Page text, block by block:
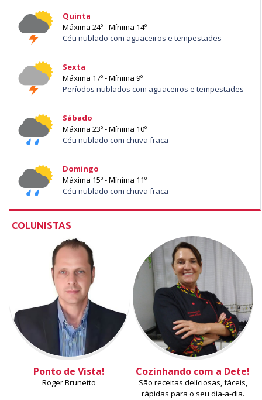
Quinta
Máxima 24º - Mínima 14º
Céu nublado com aguaceiros e tempestades
Sexta
Máxima 17º - Mínima 9º
Períodos nublados com aguaceiros e tempestades
Sábado
Máxima 23º - Mínima 10º
Céu nublado com chuva fraca
Domingo
Máxima 15º - Mínima 11º
Céu nublado com chuva fraca
COLUNISTAS
Ponto de Vista!
Roger Brunetto
Cozinhando com a Dete!
São receitas delíciosas, fáceis,
rápidas para o seu dia-a-dia.